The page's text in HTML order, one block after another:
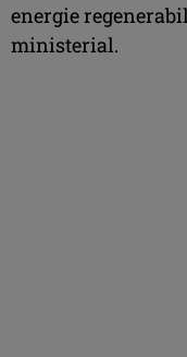
energie
ministerial.